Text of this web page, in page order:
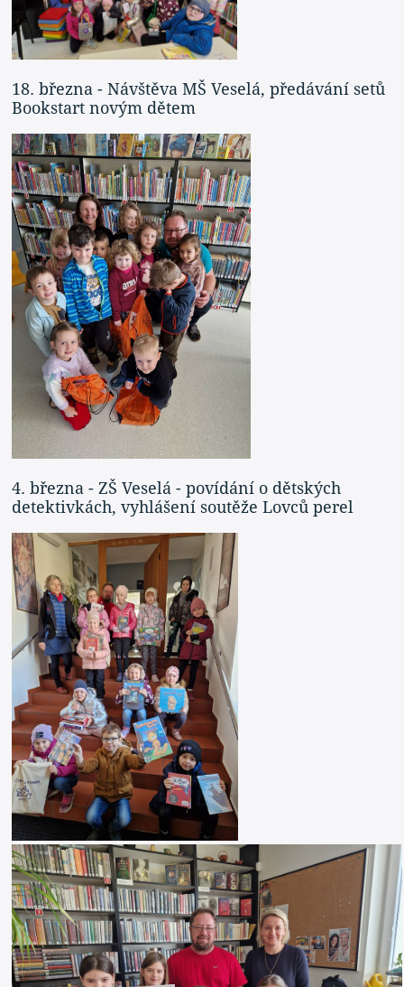
18. března - Návštěva MŠ Veselá, předávání setů
Bookstart novým dětem
4. března - ZŠ Veselá - povídání o dětských
detektivkách, vyhlášení soutěže Lovců perel